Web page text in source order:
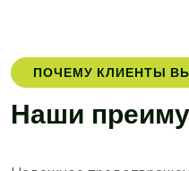
ПОЧЕМУ КЛИЕНТЫ
Наши преиму